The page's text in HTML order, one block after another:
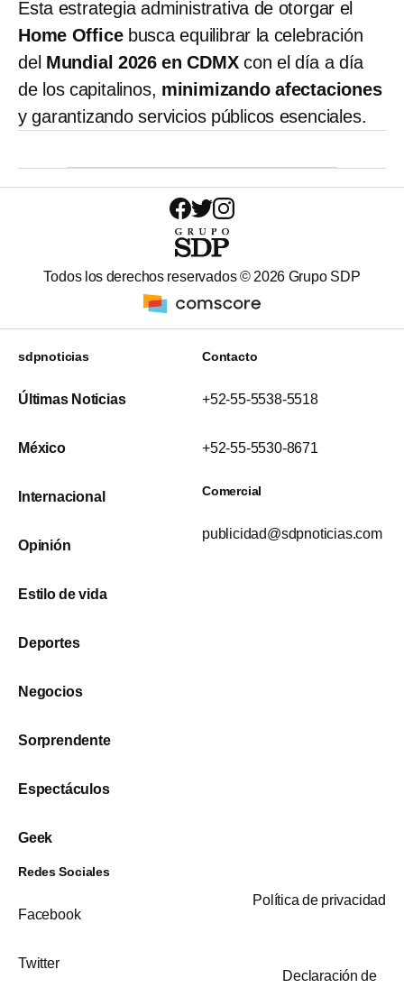
Esta estrategia administrativa de otorgar el
Home Office busca equilibrar la celebración
del Mundial 2026 en CDMXcon el día a día
de los capitalinos, minimizando afectaciones
y garantizando servicios públicos esenciales.
Todos los derechos reservados © 2026 Grupo SDP
sdpnoticias
Últimas Noticias
México
Internacional
Opinión
Estilo de vida
Deportes
Negocios
Sorprendente
Espectáculos
Geek
Contacto
+52-55-5538-5518
+52-55-5530-8671
Comercial
publicidad@sdpnoticias.com
Redes Sociales
Facebook
Twitter
Política de privacidad
Declaración de